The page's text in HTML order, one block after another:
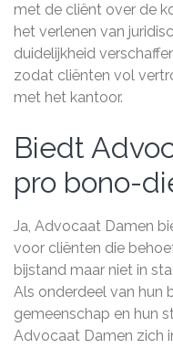
met de cliënt over de
het verlenen van
duidelijkheid
zodat cliënten vol
met het kantoor.
Biedt
pro bono-
Ja, Advocaat Damen
voor cliënten die
bijstand maar niet in
Als onderdeel van hun
gemeenschap en hun
Advocaat Damen zich